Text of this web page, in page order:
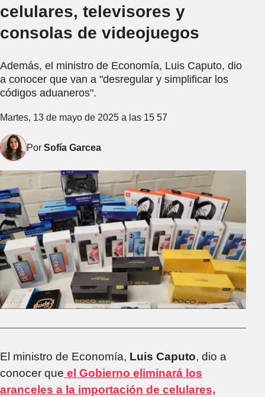
celulares, televisores y
consolas de videojuegos
Además, el ministro de Economía, Luis Caputo, dio
a conocer que van a "desregular y simplificar los
códigos aduaneros".
Martes, 13 de mayo de 2025 a las 15 57
Por Sofía Garcea
El ministro de Economía, Luis Caputo, dio a
conocer que el Gobierno eliminará los
aranceles a la importación de celulares,